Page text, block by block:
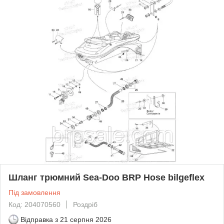
Шланг трюмний Sea-Doo BRP Hose bilgeflex
Під замовлення
Код: 204070560
Роздріб
Відправка з 21 серпня 2026